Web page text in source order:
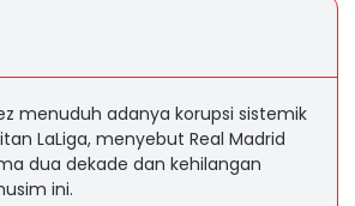
menuduh adanya korupsi sistemik
LaLiga, menyebut Real Madrid
dua dekade dan kehilangan
ini.